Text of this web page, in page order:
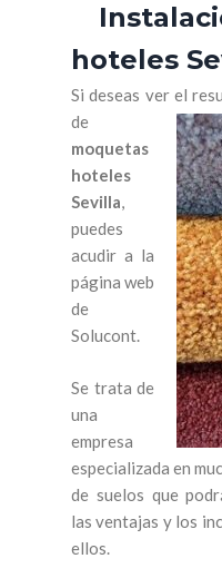
hoteles
Si deseas ver el
de
moquetas
hoteles
Sevilla,
puedes
acudir a la
página web
de
Solucont.
Se trata de
una
empresa
especializada en
de suelos que
las ventajas y los
ellos.